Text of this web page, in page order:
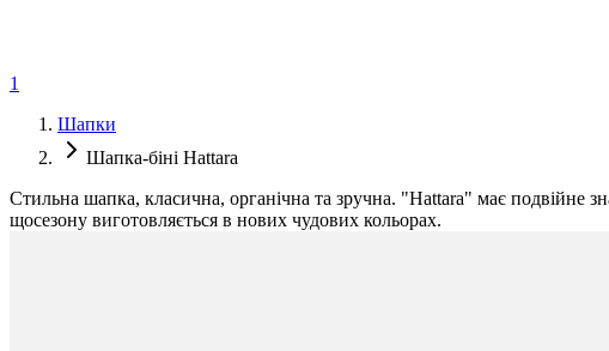
1
Шапки
Шапка-біні Hattara
Стильна шапка, класична, органічна та зручна. "Hattara" має подвійне
щосезону виготовляється в нових чудових кольорах.